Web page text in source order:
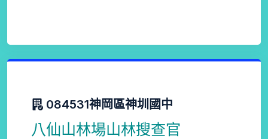
084531神岡區神圳國中
八仙山林場山林搜查官